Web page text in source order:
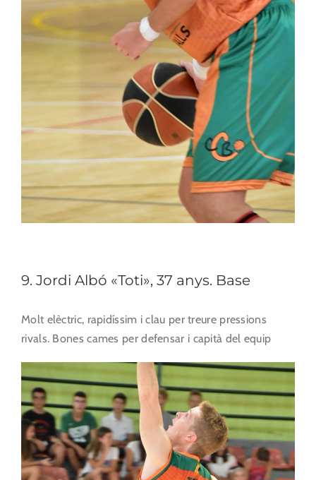
9. Jordi Albó «Toti», 37 anys. Base
Molt elèctric, rapidíssim i clau per treure pressions
rivals. Bones cames per defensar i capità del equip